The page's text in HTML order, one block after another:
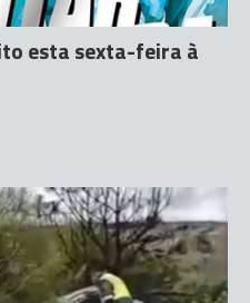
esta sexta-feira à